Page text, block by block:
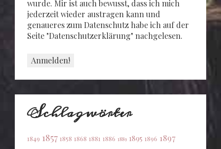
wurde. Mir ist auch bewusst, dass ich mich
jederzeit wieder austragen kann und
genaueres zum Datenschutz habe ich auf der
Seite "Datenschutzerklärung" nachgelesen.
Schlagwörter
1849 1857 1858 1868 1881 1886 1889 1895 1896 1897